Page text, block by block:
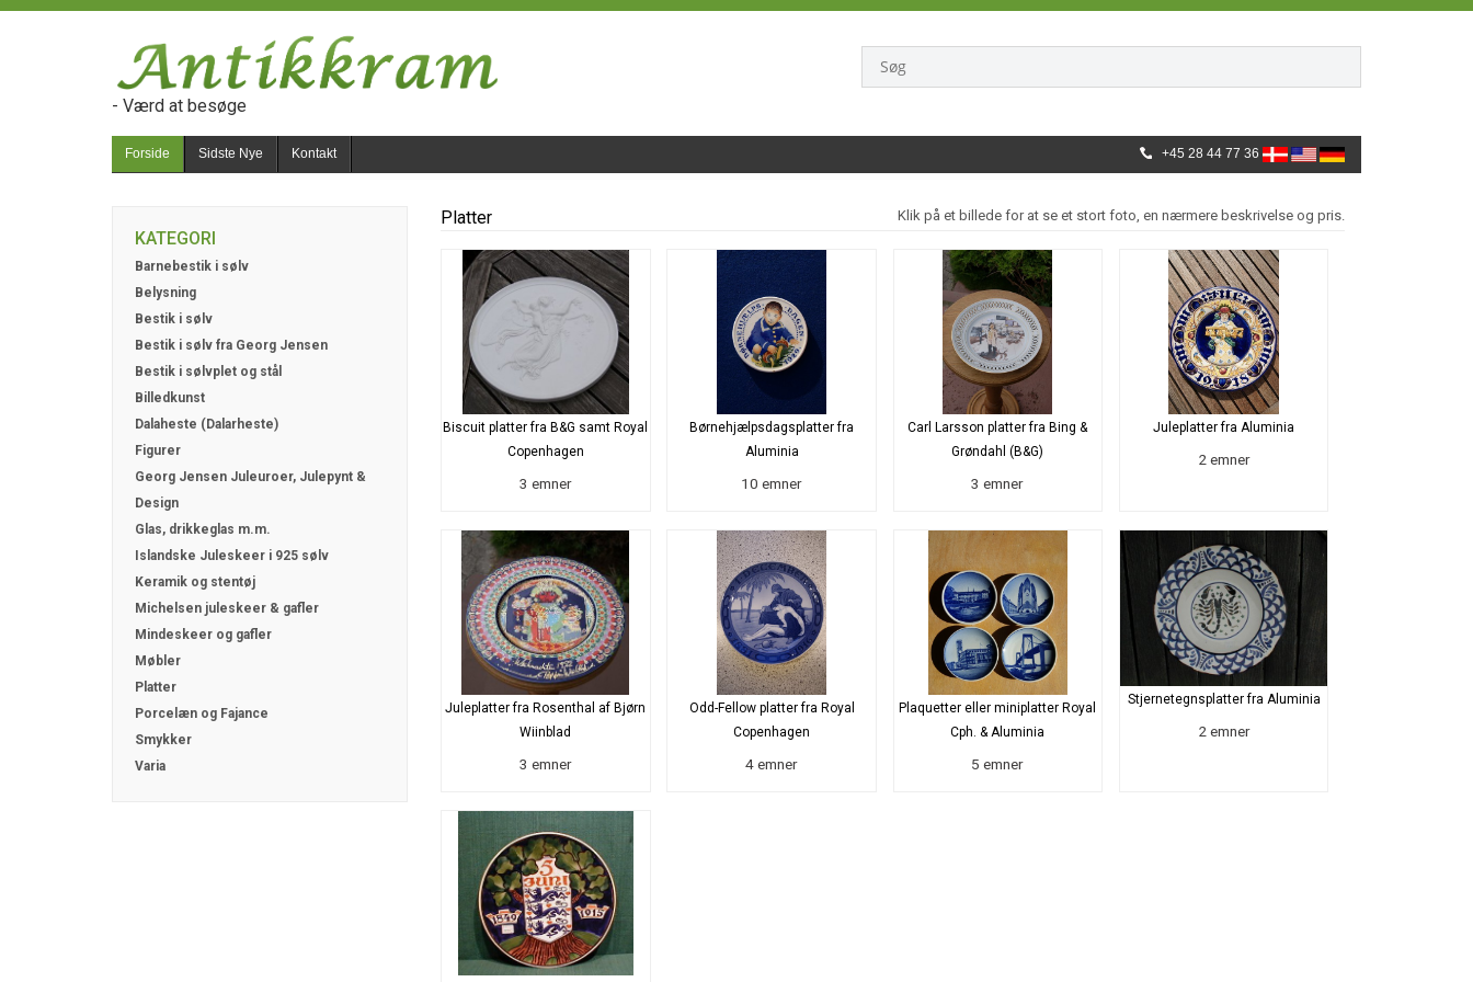
- Værd at besøge
Forside Sidste Nye Kontakt +45 28 44 77 36
KATEGORI
Barnebestik i sølv
Belysning
Bestik i sølv
Bestik i sølv fra Georg Jensen
Bestik i sølvplet og stål
Billedkunst
Dalaheste (Dalarheste)
Figurer
Georg Jensen Juleuroer, Julepynt &
Design
Glas, drikkeglas m.m.
Islandske Juleskeer i 925 sølv
Keramik og stentøj
Michelsen juleskeer & gafler
Mindeskeer og gafler
Møbler
Platter
Porcelæn og Fajance
Smykker
Varia
Platter Klik på et billede for at se et stort foto, en nærmere beskrivelse og pris.
Biscuit platter fra B&G samt Royal
Copenhagen
3 emner
Børnehjælpsdagsplatter fra
Aluminia
10 emner
Carl Larsson platter fra Bing &
Grøndahl (B&G)
3 emner
Juleplatter fra Aluminia
2 emner
Juleplatter fra Rosenthal af Bjørn
Wiinblad
3 emner
Odd-Fellow platter fra Royal
Copenhagen
4 emner
Plaquetter eller miniplatter Royal
Cph. & Aluminia
5 emner
Stjernetegnsplatter fra Aluminia
2 emner